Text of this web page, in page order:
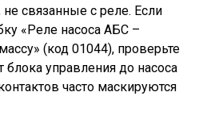
связанные с реле. Если
«Реле насоса АБС –
(код 01044), проверьте
блока управления до насоса
часто маскируются